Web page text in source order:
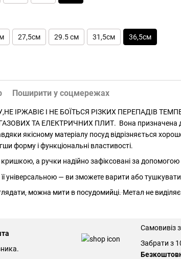
27,5см 29.5 см 31,5см 36,5см
Поширити у соцмережах
ІРЖАВІЄ І НЕ БОЇТЬСЯ РІЗКИХ ПЕРЕПАДІВ
ТА ЕЛЕКТРИЧНИХ ПЛИТ. Вона призначена
якісному матеріалу посуд відрізняється
форму і функціональні властивості.
а ручки надійно зафіксовані за допомогою
універсальною — ви зможете варити або тушкувати
можна мити в посудомийці. Метал не виділяє
Самовивіз
Забрати з